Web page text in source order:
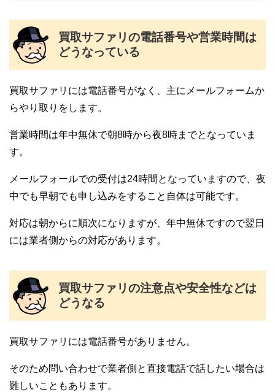
買取サファリの電話番号や営業時間は
どうなっている
買取サファリには電話番号がなく、主にメールフォームか
らやり取りをします。
営業時間は年中無休で朝8時から夜8時までとなっていま
す。
メールフォールでの受付は24時間となっていますので、夜
中でも早朝でも申し込みをすること自体は可能です。
対応は朝からに順次になりますが、年中無休ですので翌日
には業者側からの対応があります。
買取サファリの注意点や安全性などは
どうなる
買取サファリには電話番号がありません。
そのため問い合わせで業者側と直接電話で話したい場合は
難しいこともあります。